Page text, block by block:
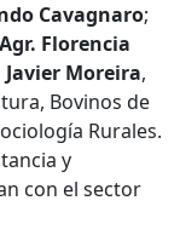
Cavagnaro;
Florencia
Moreira,
Bovinos de
Rurales.
y
con el sector